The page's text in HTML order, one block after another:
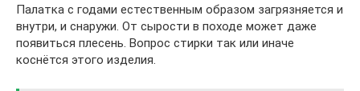
Палатка с годами естественным образом загрязняется и
внутри, и снаружи. От сырости в походе может даже
появиться плесень. Вопрос стирки так или иначе
коснётся этого изделия.